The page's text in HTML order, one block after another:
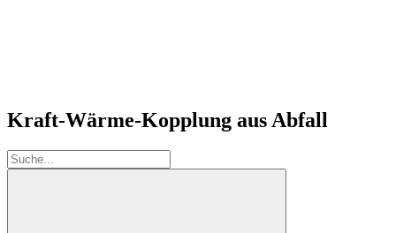
Kraft-Wärme-Kopplung aus Abfall
Suche: